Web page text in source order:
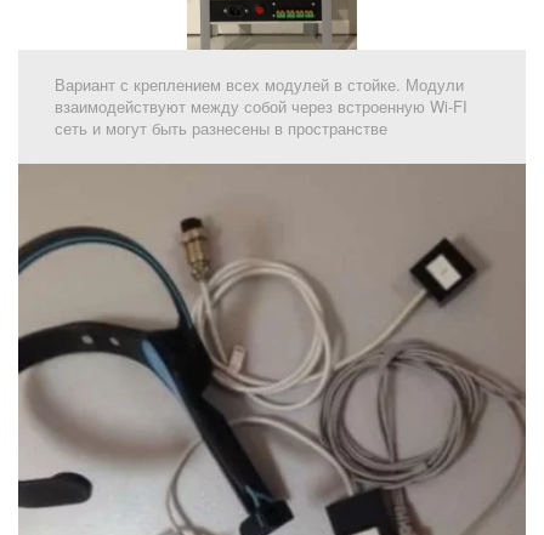
Вариант с креплением всех модулей в стойке. Модули
взаимодействуют между собой через встроенную Wi-FI
сеть и могут быть разнесены в пространстве